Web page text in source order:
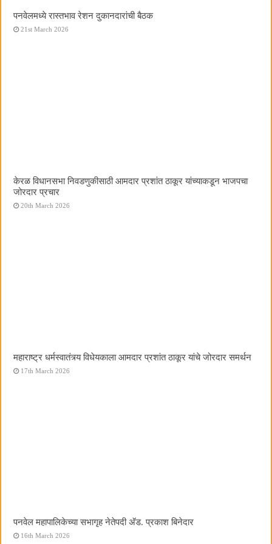
पनवेलमध्ये रास्तभाव रेशन दुकानदारांची बैठक
21st March 2026
केरळ विधानसभा निवडणुकीसाठी आमदार प्रशांत ठाकूर यांच्याकडून भाजपचा
जोरदार प्रचार
20th March 2026
महाराष्ट्र धर्मस्वातंत्र्य विधेयकाला आमदार प्रशांत ठाकूर यांचे जोरदार समर्थन
17th March 2026
पनवेल महापालिकेच्या सभागृह नेतेपदी अ‍ॅड. प्रकाश बिनेदार
16th March 2026